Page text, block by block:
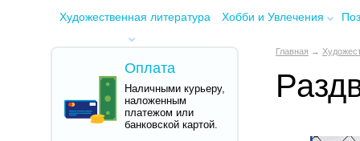
Художественная литература Хобби и Увлечения
Оплата
Наличными курьеру,
наложенным
платежом или
банковской картой.
Главная →